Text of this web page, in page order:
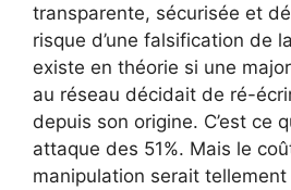
transparente, sécurisée et
risque d’une falsification de
existe en théorie si une
au réseau décidait de ré-
depuis son origine. C’est ce
attaque des 51%. Mais le
manipulation serait tellement